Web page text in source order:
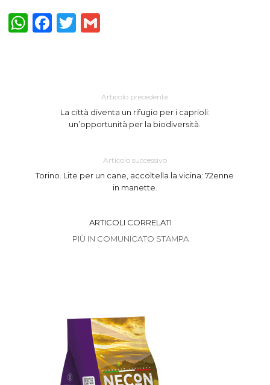
WhatsApp
Facebook
Twitter
Articolo precedente
La città diventa un rifugio per i caprioli:
un’opportunità per la biodiversità.
Articolo successivo
Torino. Lite per un cane, accoltella la vicina: 72enne
in manette.
ARTICOLI CORRELATI
PIÙ IN COMUNICATO STAMPA